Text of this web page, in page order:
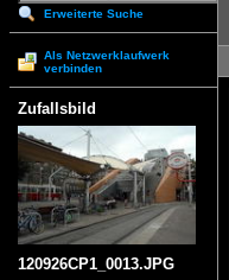
Erweiterte Suche
Als Netzwerklaufwerk
verbinden
Zufallsbild
120926CP1_0013.JPG